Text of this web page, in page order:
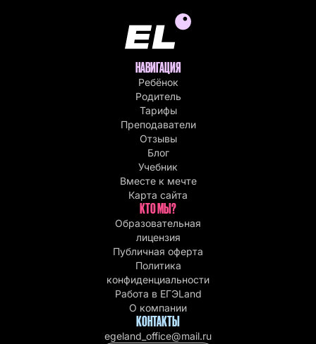
НАВИГАЦИЯ
Ребёнок
Родитель
Тарифы
Преподаватели
Отзывы
Блог
Учебник
Вместе к мечте
Карта сайта
КТО МЫ?
Образовательная
лицензия
Публичная оферта
Политика
конфиденциальности
Работа в EГЭLand
О компании
КОНТАКТЫ
egeland_office@mail.ru